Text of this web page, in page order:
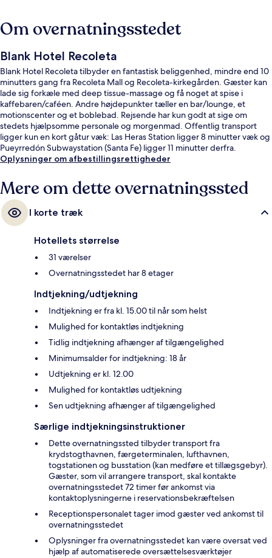
Om overnatningsstedet
Blank Hotel Recoleta
Blank Hotel Recoleta tilbyder en fantastisk beliggenhed, mindre end 10
minutters gang fra Recoleta Mall og Recoleta-kirkegården. Gæster kan
lade sig forkæle med deep tissue-massage og få noget at spise i
kaffebaren/caféen. Andre højdepunkter tæller en bar/lounge, et
motionscenter og et boblebad. Rejsende har kun godt at sige om
stedets hjælpsomme personale og morgenmad. Offentlig transport
ligger kun en kort gåtur væk: Las Heras Station ligger 8 minutter væk og
Pueyrredón Subwaystation (Santa Fe) ligger 11 minutter derfra.
Oplysninger om afbestillingsrettigheder
Mere om dette overnatningssted
I korte træk
Hotellets størrelse
31 værelser
Overnatningsstedet har 8 etager
Indtjekning/udtjekning
Indtjekning er fra kl. 15.00 til når som helst
Mulighed for kontaktløs indtjekning
Tidlig indtjekning afhænger af tilgængelighed
Minimumsalder for indtjekning: 18 år
Udtjekning er kl. 12.00
Mulighed for kontaktløs udtjekning
Sen udtjekning afhænger af tilgængelighed
Særlige indtjekningsinstruktioner
Dette overnatningssted tilbyder transport fra
krydstogthavnen, færgeterminalen, lufthavnen,
togstationen og busstation (kan medføre et tillægsgebyr).
Gæster, som vil arrangere transport, skal kontakte
overnatningsstedet 72 timer før ankomst via
kontaktoplysningerne i reservationsbekræftelsen
Receptionspersonalet tager imod gæster ved ankomst til
overnatningsstedet
Oplysninger fra overnatningsstedet kan være oversat ved
hjælp af automatiserede oversættelsesværktøjer